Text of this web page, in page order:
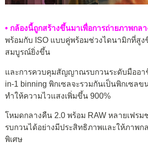
• กล้องนี้ถูกสร้างขึ้นมาเพื่อการถ่ายภาพกล
พร้อมกับ ISO แบบคู่พร้อมช่วงไดนามิกที่สูง
สมบูรณ์ยิ่งขึ้น
และการควบคุมสัญญาณรบกวนระดับมืออา
in-1 binning พิกเซลจะรวมกันเป็นพิกเซล
ทำให้ความไวแสงเพิ่มขึ้น 900%
โหมดกลางคืน 2.0 พร้อม RAW หลายเฟ
รบกวนได้อย่างมีประสิทธิภาพและให้ภาพ
พิเศษ